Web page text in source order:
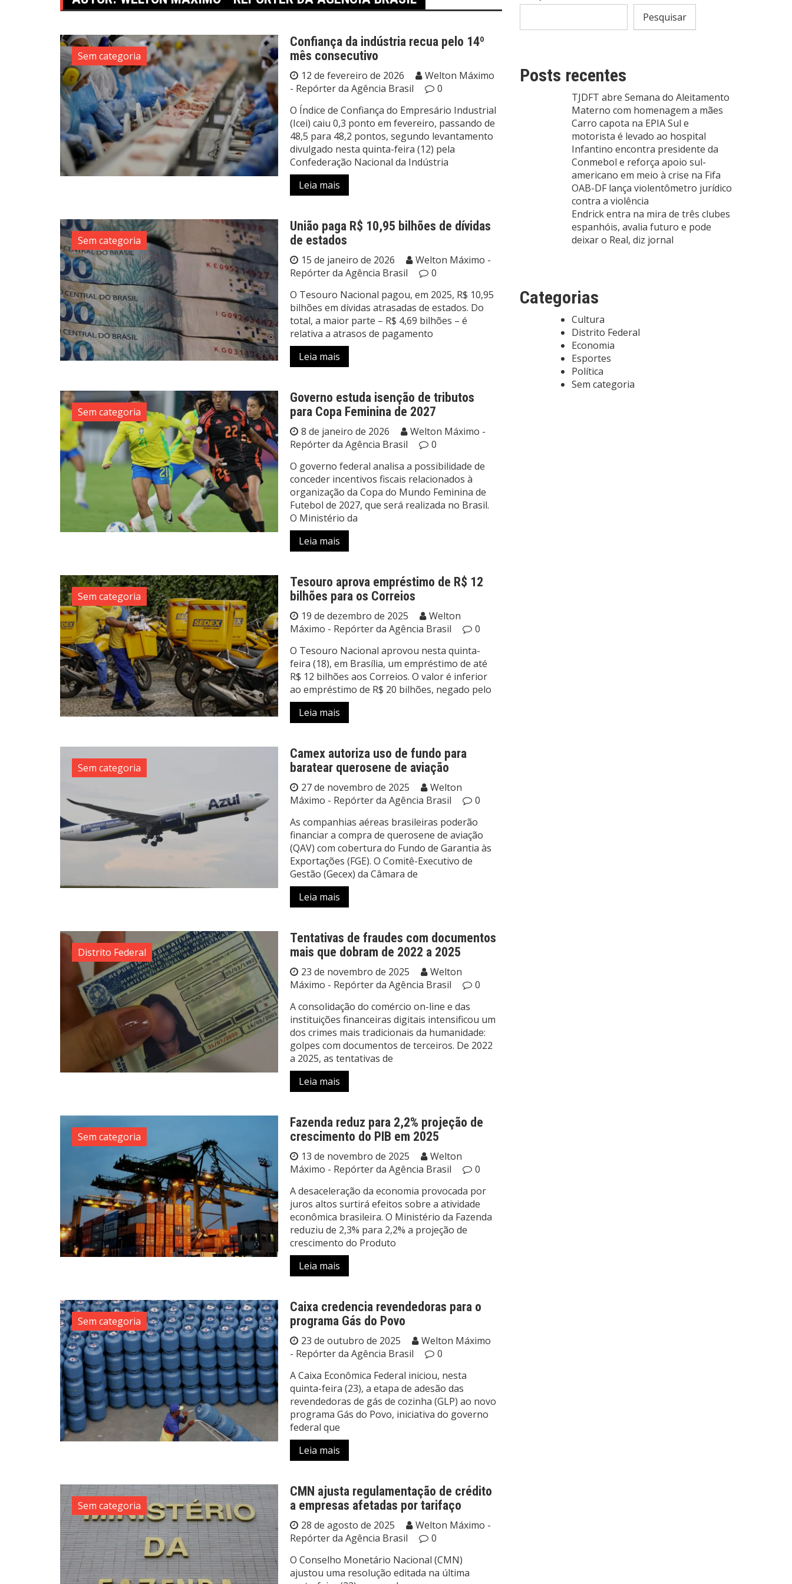
Sem categoria
Confiança da indústria recua pelo 14º
mês consecutivo
12 de fevereiro de 2026
Welton Máximo
- Repórter da Agência Brasil
0
O Índice de Confiança do Empresário Industrial
(Icei) caiu 0,3 ponto em fevereiro, passando de
48,5 para 48,2 pontos, segundo levantamento
divulgado nesta quinta-feira (12) pela
Confederação Nacional da Indústria
Leia mais
Sem categoria
União paga R$ 10,95 bilhões de dívidas
de estados
15 de janeiro de 2026
Welton Máximo -
Repórter da Agência Brasil
0
O Tesouro Nacional pagou, em 2025, R$ 10,95
bilhões em dívidas atrasadas de estados. Do
total, a maior parte – R$ 4,69 bilhões – é
relativa a atrasos de pagamento
Leia mais
Sem categoria
Governo estuda isenção de tributos
para Copa Feminina de 2027
8 de janeiro de 2026
Welton Máximo -
Repórter da Agência Brasil
0
O governo federal analisa a possibilidade de
conceder incentivos fiscais relacionados à
organização da Copa do Mundo Feminina de
Futebol de 2027, que será realizada no Brasil.
O Ministério da
Leia mais
Sem categoria
Tesouro aprova empréstimo de R$ 12
bilhões para os Correios
19 de dezembro de 2025
Welton
Máximo - Repórter da Agência Brasil
0
O Tesouro Nacional aprovou nesta quinta-
feira (18), em Brasília, um empréstimo de até
R$ 12 bilhões aos Correios. O valor é inferior
ao empréstimo de R$ 20 bilhões, negado pelo
Leia mais
Sem categoria
Camex autoriza uso de fundo para
baratear querosene de aviação
27 de novembro de 2025
Welton
Máximo - Repórter da Agência Brasil
0
As companhias aéreas brasileiras poderão
financiar a compra de querosene de aviação
(QAV) com cobertura do Fundo de Garantia às
Exportações (FGE). O Comitê-Executivo de
Gestão (Gecex) da Câmara de
Leia mais
Distrito Federal
Tentativas de fraudes com documentos
mais que dobram de 2022 a 2025
23 de novembro de 2025
Welton
Máximo - Repórter da Agência Brasil
0
A consolidação do comércio on-line e das
instituições financeiras digitais intensificou um
dos crimes mais tradicionais da humanidade:
golpes com documentos de terceiros. De 2022
a 2025, as tentativas de
Leia mais
Sem categoria
Fazenda reduz para 2,2% projeção de
crescimento do PIB em 2025
13 de novembro de 2025
Welton
Máximo - Repórter da Agência Brasil
0
A desaceleração da economia provocada por
juros altos surtirá efeitos sobre a atividade
econômica brasileira. O Ministério da Fazenda
reduziu de 2,3% para 2,2% a projeção de
crescimento do Produto
Leia mais
Sem categoria
Caixa credencia revendedoras para o
programa Gás do Povo
23 de outubro de 2025
Welton Máximo
- Repórter da Agência Brasil
0
A Caixa Econômica Federal iniciou, nesta
quinta-feira (23), a etapa de adesão das
revendedoras de gás de cozinha (GLP) ao novo
programa Gás do Povo, iniciativa do governo
federal que
Leia mais
Sem categoria
CMN ajusta regulamentação de crédito
a empresas afetadas por tarifaço
28 de agosto de 2025
Welton Máximo -
Repórter da Agência Brasil
0
O Conselho Monetário Nacional (CMN)
ajustou uma resolução editada na última
Pesquisar
Posts recentes
TJDFT abre Semana do Aleitamento
Materno com homenagem a mães
Carro capota na EPIA Sul e
motorista é levado ao hospital
Infantino encontra presidente da
Conmebol e reforça apoio sul-
americano em meio à crise na Fifa
OAB-DF lança violentômetro jurídico
contra a violência
Endrick entra na mira de três clubes
espanhóis, avalia futuro e pode
deixar o Real, diz jornal
Categorias
Cultura
Distrito Federal
Economia
Esportes
Política
Sem categoria